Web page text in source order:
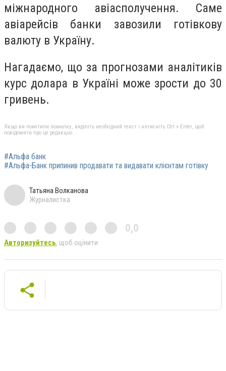
міжнародного авіасполучення. Саме
авіарейсів банки завозили готівкову
валюту в Україну.
Нагадаємо, що за прогнозами аналітиків
курс долара в Україні може зрости до 30
гривень.
Якщо ви помітили помилку, виділіть необхідний текст і натисніть Ctrl + Enter, щоб
повідомити про це редакцію
#Альфа банк
#Альфа-Банк припинив продавати та видавати клієнтам готівку
Татьяна Волканова
Журналистка
0,0
Авторизуйтесь, щоб оцінити